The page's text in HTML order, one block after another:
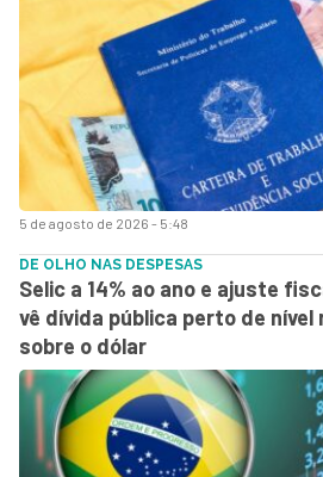
5 de agosto de 2026 - 5:48
DE OLHO NAS DESPESAS
Selic a 14% ao ano e ajuste
vê dívida pública perto de
sobre o dólar